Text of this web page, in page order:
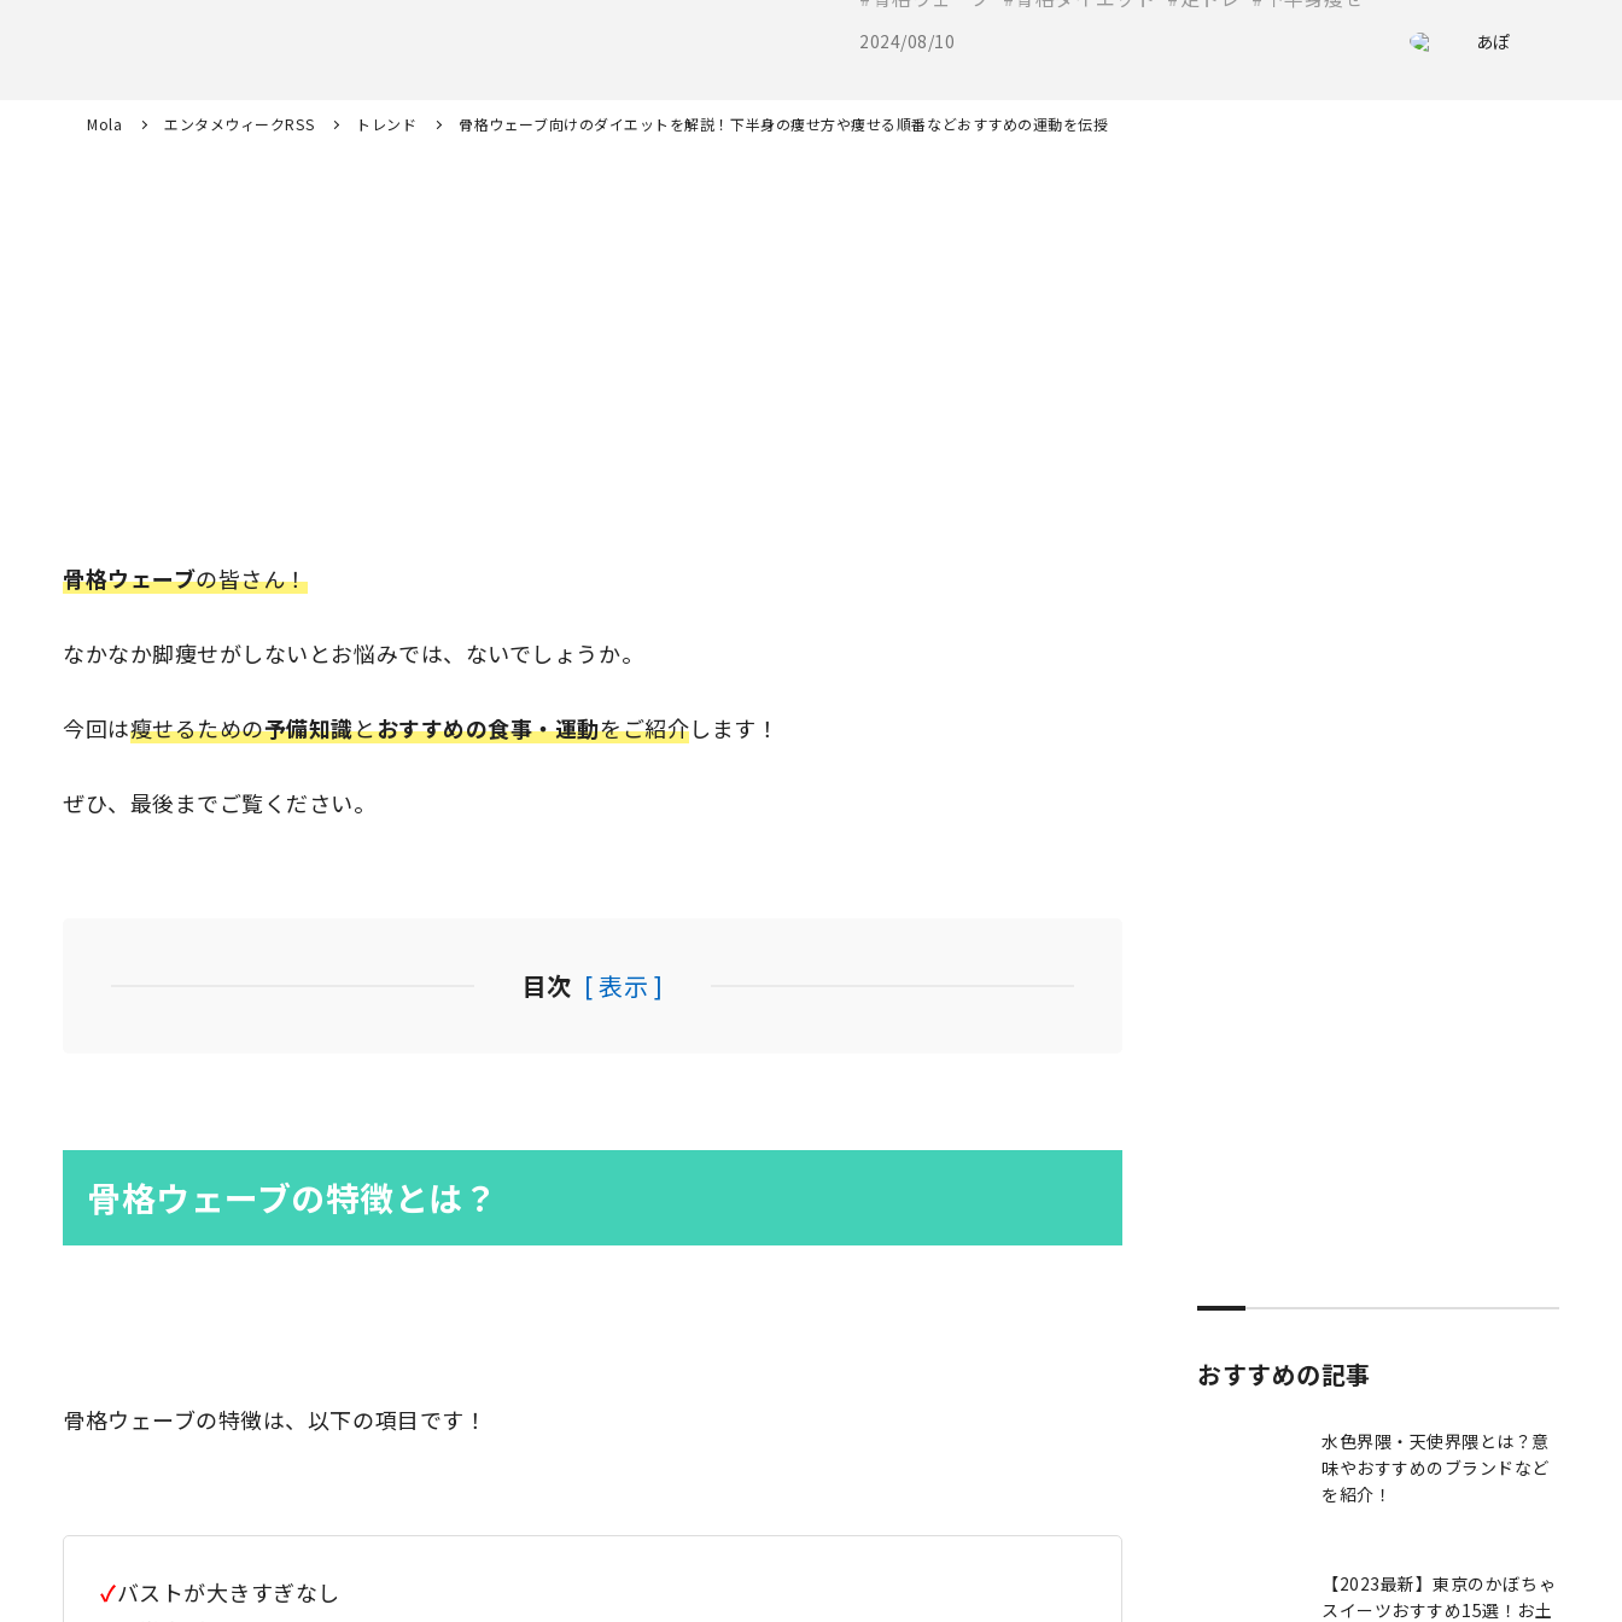
2024/08/10 あぽ
Mola エンタメウィークRSS トレンド 骨格ウェーブ向けのダイエットを解説！下半身の痩せ方や痩せる順番などおすすめの運動を伝授
骨格ウェーブの皆さん！
なかなか脚痩せがしないとお悩みでは、ないでしょうか。
今回は瘦せるための予備知識とおすすめの食事・運動をご紹介します！
ぜひ、最後までご覧ください。
目次 [ 表示 ]
骨格ウェーブの特徴とは？
骨格ウェーブの特徴は、以下の項目です！
✓バストが大きすぎなし
おすすめの記事
水色界隈・天使界隈とは？意
味やおすすめのブランドなど
を紹介！
【2023最新】東京のかぼちゃ
スイーツおすすめ15選！お土